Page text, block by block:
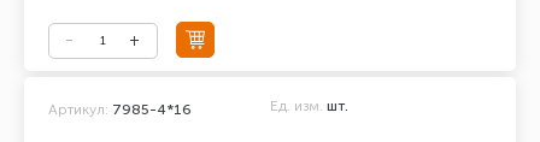
Артикул: 7985-4*16 Ед. изм. шт.